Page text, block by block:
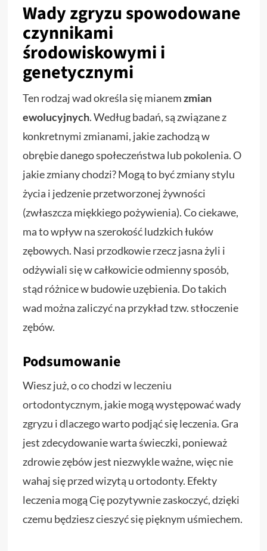
Wady zgryzu spowodowane
czynnikami
środowiskowymi i
genetycznymi
Ten rodzaj wad określa się mianemzmian
ewolucyjnych. Według badań, są związane z
konkretnymi zmianami, jakie zachodzą w
obrębie danego społeczeństwa lub pokolenia. O
jakie zmiany chodzi? Mogą to być zmiany stylu
życia i jedzenie przetworzonej żywności
(zwłaszcza miękkiego pożywienia). Co ciekawe,
ma to wpływ na szerokość ludzkich łuków
zębowych. Nasi przodkowie rzecz jasna żyli i
odżywiali się w całkowicie odmienny sposób,
stąd różnice w budowie uzębienia. Do takich
wad można zaliczyć na przykład tzw. stłoczenie
zębów.
Podsumowanie
Wiesz już, o co chodzi wleczeniu
ortodontycznym, jakie mogą występować wady
zgryzu i dlaczego warto podjąć się leczenia. Gra
jest zdecydowanie warta świeczki, ponieważ
zdrowie zębów jest niezwykle ważne, więc nie
wahaj się przed wizytą u ortodonty. Efekty
leczenia mogą Cię pozytywnie zaskoczyć, dzięki
czemu będziesz cieszyć się pięknym uśmiechem.